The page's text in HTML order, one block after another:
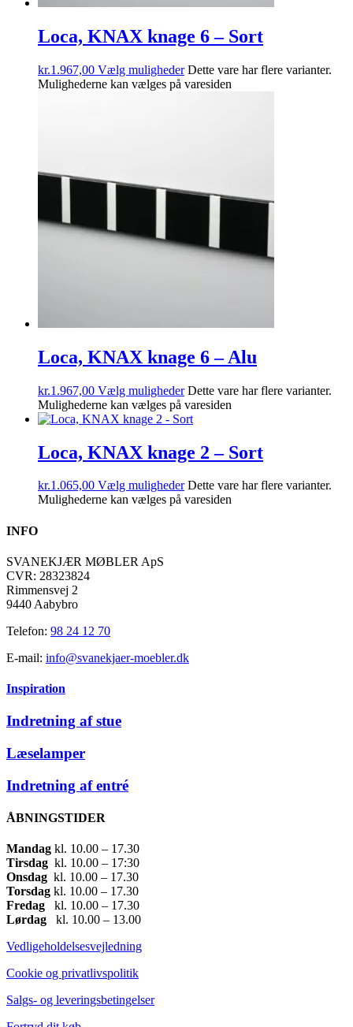
Loca, KNAX knage 6 – Sort
kr.1.967,00 Vælg muligheder Dette vare har flere varianter.
Mulighederne kan vælges på varesiden
Loca, KNAX knage 6 – Alu
kr.1.967,00 Vælg muligheder Dette vare har flere varianter.
Mulighederne kan vælges på varesiden
Loca, KNAX knage 2 – Sort
kr.1.065,00 Vælg muligheder Dette vare har flere varianter.
Mulighederne kan vælges på varesiden
INFO
SVANEKJÆR MØBLER ApS
CVR: 28323824
Rimmensvej 2
9440 Aabybro
Telefon: 98 24 12 70
E-mail: info@svanekjaer-moebler.dk
Inspiration
Indretning af stue
Læselamper
Indretning af entré
ÅBNINGSTIDER
Mandag ​ kl. 10.00 – 17.30​
Tirsdag ​ kl. 10.00 – 17:30​
Onsdag ​ kl. 10.00 – 17.30​
Torsdag ​ kl. 10.00 – 17.30​
Fredag ​ kl. 10.00 – 17.30​
Lørdag ​ kl. 10.00 – 13.00
Vedligeholdelsesvejledning
Cookie og privatlivspolitik
Salgs- og leveringsbetingelser